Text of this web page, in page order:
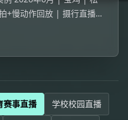
+慢动作回放 | 摄行直播宝
联赛活动，线上23921人
赛事直播
学校校园直播